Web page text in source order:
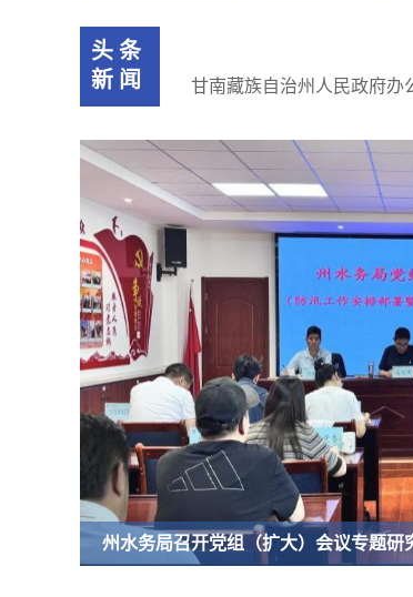
头条
新闻
甘南藏族自治州人民政
州水务局召开党组（扩大）会议专题研